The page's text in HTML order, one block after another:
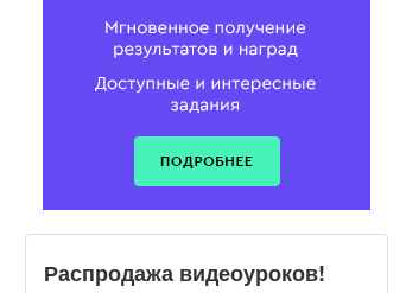
Распродажа видеоуроков!